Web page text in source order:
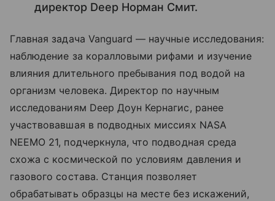
директор Deep Норман Смит.
Главная задача Vanguard — научные исследования:
наблюдение за коралловыми рифами и изучение
влияния длительного пребывания под водой на
организм человека. Директор по научным
исследованиям Deep Доун Кернагис, ранее
участвовавшая в подводных миссиях NASA
NEEMO 21, подчеркнула, что подводная среда
схожа с космической по условиям давления и
газового состава. Станция позволяет
обрабатывать образцы на месте без искажений,